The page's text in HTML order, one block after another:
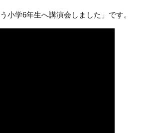
小学6年生へ講演会しました」です。